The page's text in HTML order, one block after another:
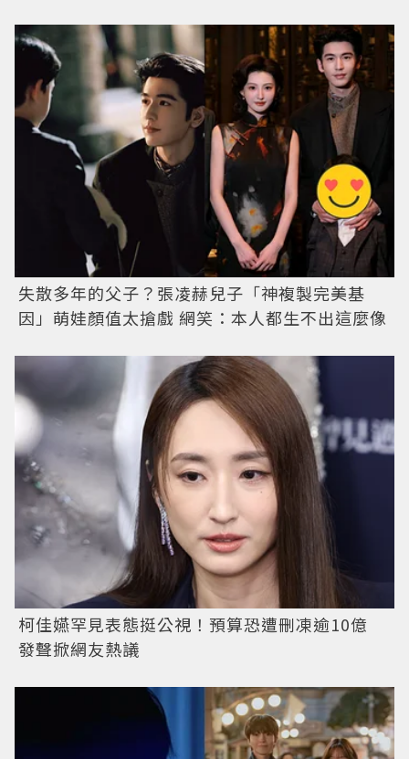
失散多年的父子？張凌赫兒子「神複製完美基
因」萌娃顏值太搶戲 網笑：本人都生不出這麼像
柯佳嬿罕見表態挺公視！預算恐遭刪凍逾10億
發聲掀網友熱議